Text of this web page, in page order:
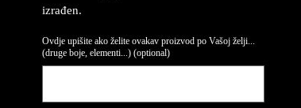
izrađen.
Ovdje upišite ako želite ovakav proizvod po Vašoj želji...
(druge boje, elementi...) (optional)